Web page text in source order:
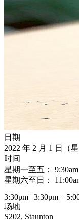
日期
2022 年 2 月 1 日（
时间
星期一至五： 9:30am
星期六至日：
3:30pm | 3:30pm –
场地
S202, Staunton